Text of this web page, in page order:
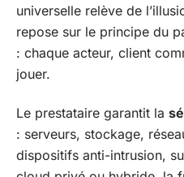
universelle relève de
repose sur le principe du
: chaque acteur, client
jouer.
Le prestataire garantit la
: serveurs, stockage,
dispositifs anti-intrusion,